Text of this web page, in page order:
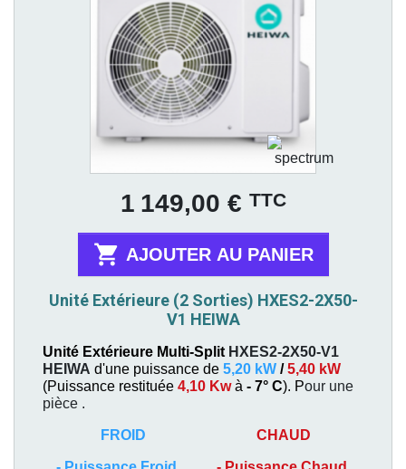
1 149,00 € TTC
 AJOUTER AU PANIER
Unité Extérieure (2 Sorties) HXES2-2X50-
V1 HEIWA
Unité Extérieure Multi-Split HXES2-2X50-V1
HEIWA d'une puissance de 5,20 kW /5,40 kW
(Puissance restituée 4,10 Kwà - 7° C). Pour une
pièce .
FROID CHAUD